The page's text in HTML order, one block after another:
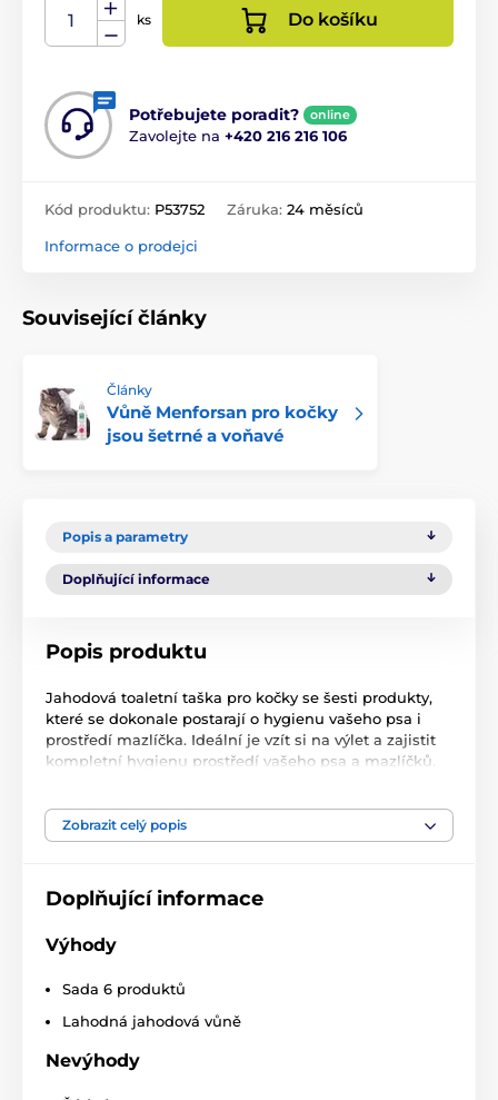
ks Do košíku
Potřebujete poradit? online
Zavolejte na +420 216 216 106
Kód produktu: P53752 Záruka: 24 měsíců
Informace o prodejci
Související články
Články
Vůně Menforsan pro kočky
jsou šetrné a voňavé
Popis a parametry
Doplňující informace
Popis produktu
Jahodová toaletní taška pro kočky se šesti produkty,
které se dokonale postarají o hygienu vašeho psa i
prostředí mazlíčka. Ideální je vzít si na výlet a zajistit
kompletní hygienu prostředí vašeho psa a mazlíčků.
Jemný šampon pro kočky, 60 ml
Gel na tlapky pro psy a kočky, 60 ml
Zklidňující sprej pro kočky, 60 ml
Odstraňovač zápachu v okolí, 60 ml
výslovného upozornění. Obrázky mají pouze
Zobrazit celý popis
Doplňující informace
Výhody
Sada 6 produktů
Lahodná jahodová vůně
Nevýhody